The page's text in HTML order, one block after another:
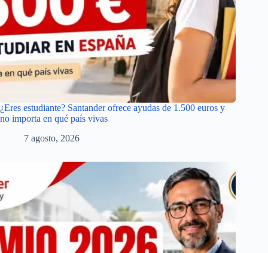
¿Eres estudiante? Santander ofrece ayudas de 1.500 euros y
no importa en qué país vivas
7 agosto, 2026